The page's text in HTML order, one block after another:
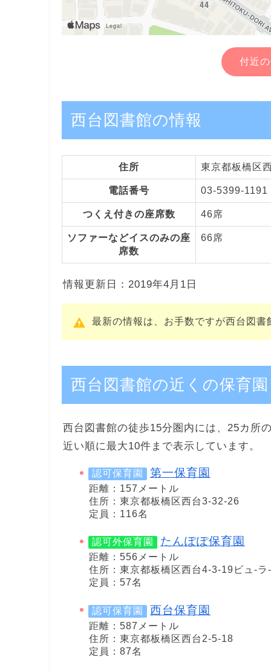
付近
西台図書館の情報
住所 東京都板橋区
電話番号 03-5399-1191
つくえ付きの座席数 46席
ソファーなどイスのみの座
席数
66席
情報更新日：2019年4月1日
最新の情報は、お手数ですが西台図
西台図書館の近くの保育園
西台図書館の徒歩15分圏内には、25カ所
近い順に最大10件まで表示しています。
認可保育園 第一保育園
距離：157メートル
住所：東京都板橋区西台3-32-26
定員：116名
認可外保育園 たんぽぽ保育園
距離：556メートル
住所：東京都板橋区西台4-3-19ビュ-ラ
定員：57名
認可保育園 西台保育園
距離：587メートル
住所：東京都板橋区西台2-5-18
定員：87名